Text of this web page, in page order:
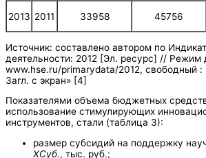
2013 2011 33958 45756
Источник: составлено автором по
деятельности: 2012 [Эл. ресурс] // Режим
www.hse.ru/primarydata/2012, свободный :
Загл. с экран» [4]
Показателями объема бюджетных
использование стимулирующих
инструментов, стали (таблица 3):
размер субсидий на поддержку
ХСуб., тыс. руб.;